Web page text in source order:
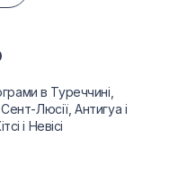
в Туреччині,
Люсії, Антигуа і
і Невісі